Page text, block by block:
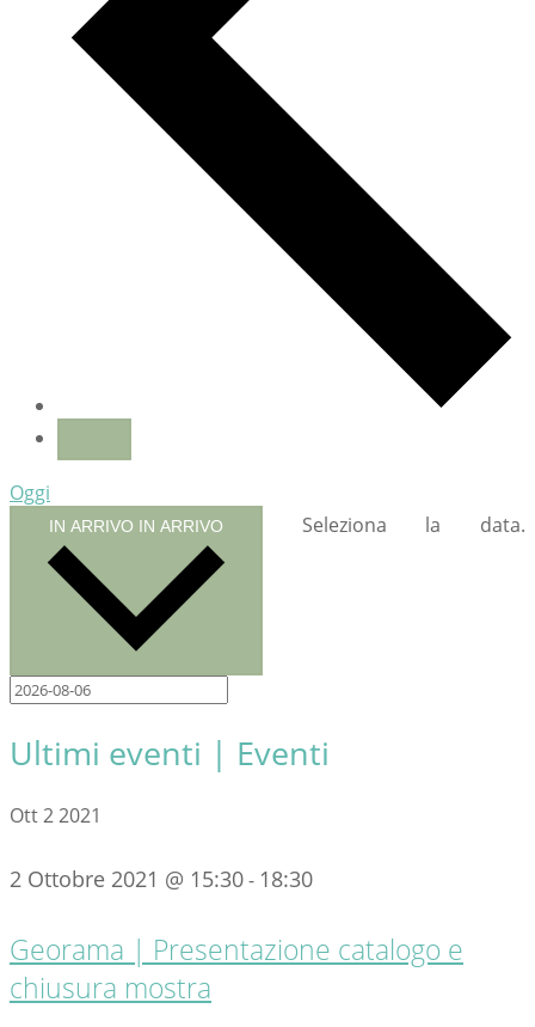
Oggi
IN ARRIVO IN ARRIVO Seleziona la data.
Ultimi eventi | Eventi
Ott22021
2 Ottobre 2021 @ 15:30- 18:30
Georama | Presentazione catalogo e
chiusura mostra